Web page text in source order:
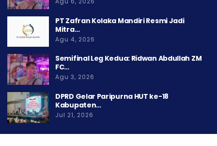
PT Zafran Kolaka Mandiri Resmi Jadi
Mitra…
Agu 4, 2026
Semifinal Leg Kedua: Ridwan Abdullah ZM
FC…
Agu 3, 2026
DPRD Gelar Paripurna HUT ke-18
Kabupaten…
Jul 21, 2026